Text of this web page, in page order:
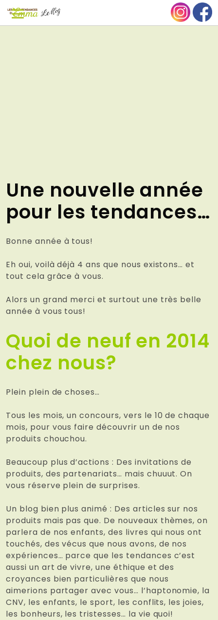
Aller
contenu
Une nouvelle année
pour les tendances…
Bonne année à tous!
Eh oui, voilà déjà 4 ans que nous existons… et
tout cela grâce à vous.
Alors un grand merci et surtout une très belle
année à vous tous!
Quoi de neuf en 2014
chez nous?
Plein plein de choses…
Tous les mois, un concours, vers le 10 de chaque
mois, pour vous faire découvrir un de nos
produits chouchou.
Beaucoup plus d’actions : Des invitations de
produits, des partenariats… mais chuuut. On
vous réserve plein de surprises.
Un blog bien plus animé : Des articles sur nos
produits mais pas que. De nouveaux thèmes, on
parlera de nos enfants, des livres qui nous ont
touchés, des vécus que nous avons, de nos
expériences… parce que les tendances c’est
aussi un art de vivre, une éthique et des
croyances bien particulières que nous
aimerions partager avec vous… l’haptonomie, la
CNV, les enfants, le sport, les conflits, les joies,
les bonheurs, les tristesses… la vie quoi!